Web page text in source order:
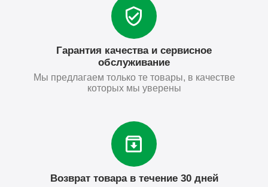
Гарантия качества и сервисное
обслуживание
Мы предлагаем только те товары, в качестве
которых мы уверены
Возврат товара в течение 30 дней